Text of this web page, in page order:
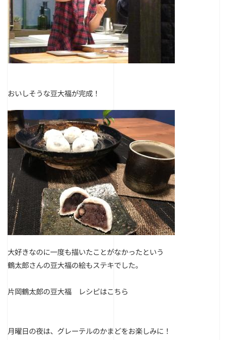
おいしそうな豆大福が完成！
大好きなのに一度も描いたことがなかったという
鶴太郎さんの豆大福の絵もステキでした。
片岡鶴太郎の豆大福 レシピはこちら
月曜日の夜は、グレーテルのかまどをお楽しみに！